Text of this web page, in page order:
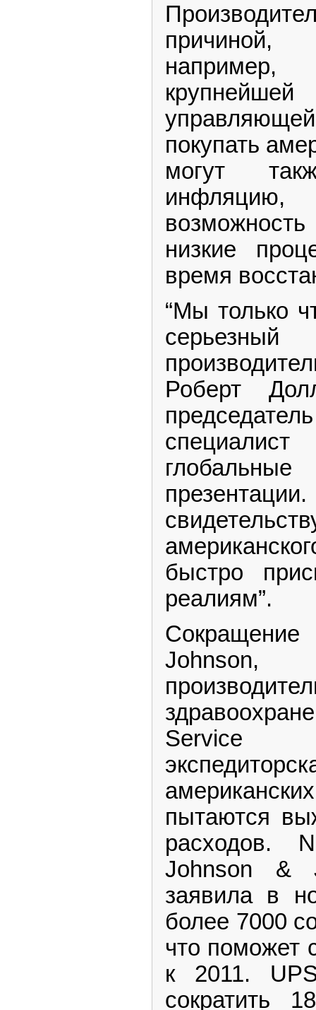
покупать
могут
инфляцию,
низкие
время
“Мы только
Роберт
быстро
реалиям”.
Johnson,
Service
пытаются
расходов.
Johnson &
заявила в
более 7000
что поможет
к 2011.
сократить